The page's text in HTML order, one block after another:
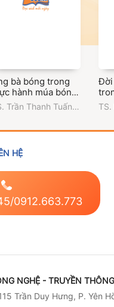
bà bóng trong
hành múa bóng
của người Việt
Bộ
Trần Thanh Tuấn,
Thành phố Hồ Chí
Đời
TS.
HỆ
0912.663.773
NGHỆ - TRUYỀN
Trần Duy Hưng, P. Yên